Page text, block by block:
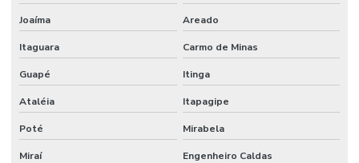
Joaíma Areado
Itaguara Carmo de Minas
Guapé Itinga
Ataléia Itapagipe
Poté Mirabela
Miraí Engenheiro Caldas